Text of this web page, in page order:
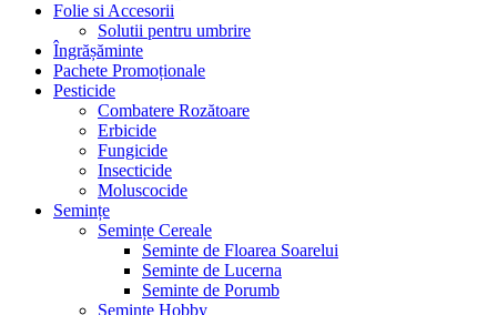
Folie si Accesorii
Solutii pentru umbrire
Îngrășăminte
Pachete Promoționale
Pesticide
Combatere Rozătoare
Erbicide
Fungicide
Insecticide
Moluscocide
Semințe
Semințe Cereale
Seminte de Floarea Soarelui
Seminte de Lucerna
Seminte de Porumb
Semințe Hobby